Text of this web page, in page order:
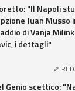
"Il Napoli
Juan Musso
di Vanja
i dettagli"
Genio scettico: